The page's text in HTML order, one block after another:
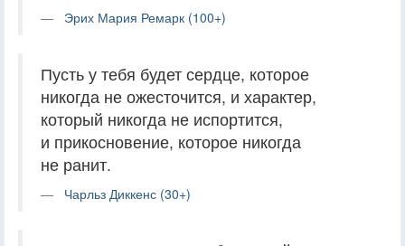
Эрих Мария Ремарк (100+)
Пусть у тебя будет сердце, которое
никогда не ожесточится, и характер,
который никогда не испортится,
и прикосновение, которое никогда
не ранит.
Чарльз Диккенс (30+)